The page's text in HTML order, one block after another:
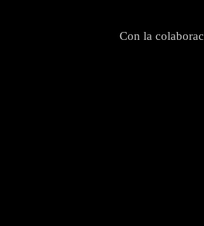
Con la